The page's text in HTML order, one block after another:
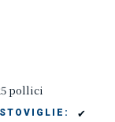
pollici
✔